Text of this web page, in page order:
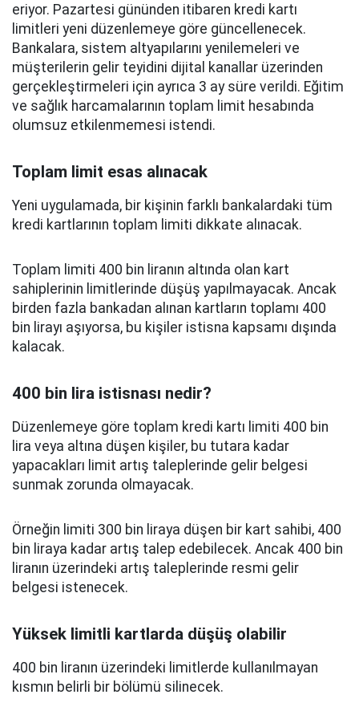
eriyor. Pazartesi gününden itibaren kredi kartı
limitleri yeni düzenlemeye göre güncellenecek.
Bankalara, sistem altyapılarını yenilemeleri ve
müşterilerin gelir teyidini dijital kanallar üzerinden
gerçekleştirmeleri için ayrıca 3 ay süre verildi. Eğitim
ve sağlık harcamalarının toplam limit hesabında
olumsuz etkilenmemesi istendi.
Toplam limit esas alınacak
Yeni uygulamada, bir kişinin farklı bankalardaki tüm
kredi kartlarının toplam limiti dikkate alınacak.
Toplam limiti 400 bin liranın altında olan kart
sahiplerinin limitlerinde düşüş yapılmayacak. Ancak
birden fazla bankadan alınan kartların toplamı 400
bin lirayı aşıyorsa, bu kişiler istisna kapsamı dışında
kalacak.
400 bin lira istisnası nedir?
Düzenlemeye göre toplam kredi kartı limiti 400 bin
lira veya altına düşen kişiler, bu tutara kadar
yapacakları limit artış taleplerinde gelir belgesi
sunmak zorunda olmayacak.
Örneğin limiti 300 bin liraya düşen bir kart sahibi, 400
bin liraya kadar artış talep edebilecek. Ancak 400 bin
liranın üzerindeki artış taleplerinde resmi gelir
belgesi istenecek.
Yüksek limitli kartlarda düşüş olabilir
400 bin liranın üzerindeki limitlerde kullanılmayan
kısmın belirli bir bölümü silinecek.